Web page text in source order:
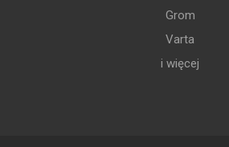
Grom
Varta
i więcej